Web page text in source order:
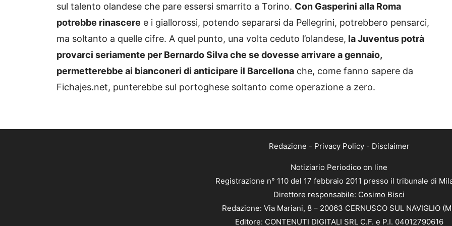
sul talento olandese che pare essersi smarrito a Torino. Con Gasperini alla Roma
potrebbe rinascere e i giallorossi, potendo separarsi da Pellegrini, potrebbero pensarci,
ma soltanto a quelle cifre. A quel punto, una volta ceduto l’olandese, la Juventus potrà
provarci seriamente per Bernardo Silva che se dovesse arrivare a gennaio,
permetterebbe ai bianconeri di anticipare il Barcellona che, come fanno sapere da
Fichajes.net, punterebbe sul portoghese soltanto come operazione a zero.
Redazione - Privacy Policy- Disclaimer
Notiziario Periodico on line
Registrazione n° 110 del 17 febbraio 2011 presso il tribunale di
Direttore responsabile: Cosimo Bisci
Redazione: Via Mariani, 8 – 20063 CERNUSCO SUL NAVIGLIO
Editore: CONTENUTI DIGITALI SRL C.F. e P.I. 04012790616